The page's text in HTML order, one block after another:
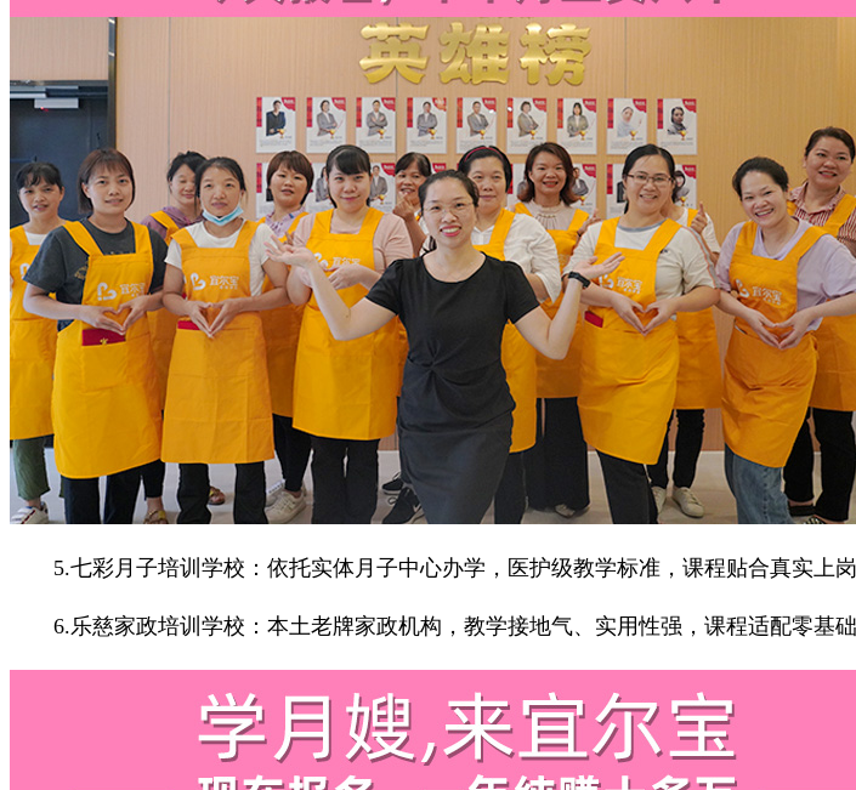
5.七彩月子培训学校：依托实体月子中心办学，医护级教学标准，课程贴合真实上岗
6.乐慈家政培训学校：本土老牌家政机构，教学接地气、实用性强，课程适配零基础